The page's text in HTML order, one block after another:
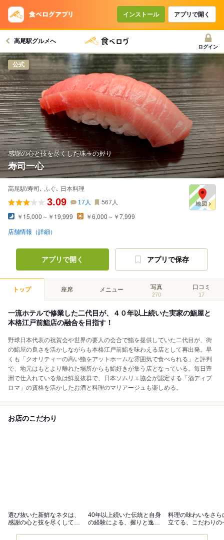
インストール アプリで開く
高尾駅グルメへ
ログイン
公式
感謝の心と技を尽くした珠玉の握り
寿司一心
高尾駅/寿司､ ふぐ､ 日本料理
3.09 17 人 567 人
￥15,000～￥19,999 ￥6,000～￥7,999
店舗情報（詳細）
アプリで開く アプリで保存
トップ 座席 メニュー 写真
270
口コミ
17
一流ホテルで修業した二代目が、４０年以上続いた実家の鮨屋と
本格江戸前鮨店の融合を目指す！
野球日本代表の祝賀会や世界の要人の会合で鮨を提供していた二代目が、街
の鮨屋の良さを活かしながらも本格江戸前鮨を味わえる店として再出発。早
くも「クオリティーの高い鮨をアットホームな雰囲気で食べられる」と評判
で、地元はもとより離れた場所からも鮨好きが集う店となっている。毎日豊
洲で仕入れている魚は鮮度抜群で、日本ソムリエ協会が認定する「酒ディプ
ロマ」の資格を活かしたお酒と料理のマリアージュも楽しめる。
お店のこだわり
選び抜いた新鮮なネタは、
感謝の心と技を尽くして調
40年以上続いた伝統と自身
の経験による、握りと逸品
料理の味わいをさら
立てる、こだわりの